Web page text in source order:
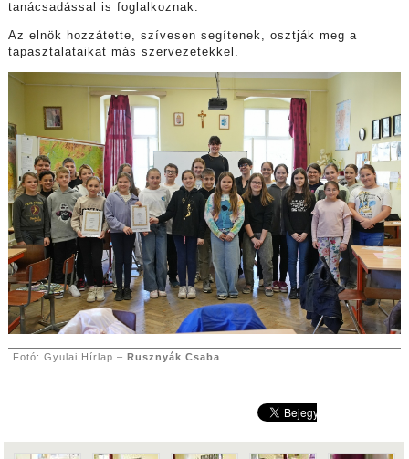
tanácsadással is foglalkoznak.
Az elnök hozzátette, szívesen segítenek, osztják meg a
tapasztalataikat más szervezetekkel.
Fotó: Gyulai Hírlap – Rusznyák Csaba